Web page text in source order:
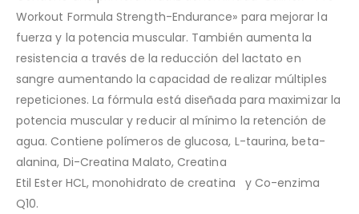
Workout Formula Strength-Endurance» para mejorar la
fuerza y la potencia muscular. También aumenta la
resistencia a través de la reducción del lactato en
sangre aumentando la capacidad de realizar múltiples
repeticiones. La fórmula está diseñada para maximizar la
potencia muscular y reducir al mínimo la retención de
agua. Contiene polímeros de glucosa, L-taurina, beta-
alanina, Di-Creatina Malato, Creatina
Etil Ester HCL, monohidrato de creatina y Co-enzima
Q10.